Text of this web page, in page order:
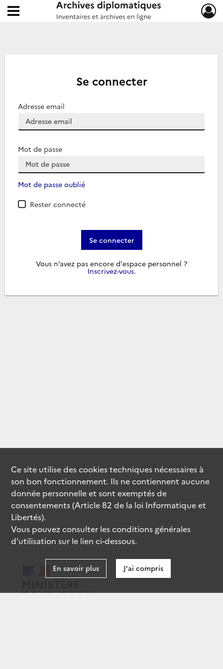
Archives diplomatiques
Ouvrir le menu déroulant
Se connecter
Adresse email
Mot de passe
Mot de passe oublié
Rester connecté
Se connecter
Vous n’avez pas encore d'espace personnel ?
Inscrivez-vous.
Ce site utilise descookiestechniques nécessaires à
son bon fonctionnement. Ils ne contiennent aucune
donnée personnelle et sont exemptés de
consentements (Article 82 de la loi Informatique et
Libertés).
Vous pouvez consulter les conditions générales
d’utilisation sur le lien ci-dessous.
En savoir plus J'ai compris